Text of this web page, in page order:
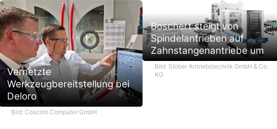
Vernetzte
Werkzeugbereitstellung bei
Deloro
Bild: Coscom Computer GmbH
Boschert steigt von
Spindelantrieben auf
Zahnstangenantriebe um
Bild: Stöber Antriebstechnik GmbH & Co.
KG